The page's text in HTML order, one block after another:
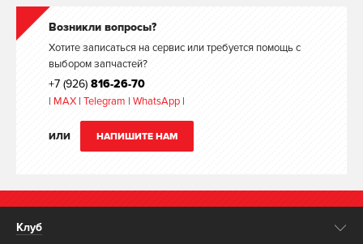
Возникли вопросы?
Хотите записаться на сервис или требуется помощь с
выбором запчастей?
+7 (926) 816-26-70
| MAX | Telegram | WhatsApp |
ИЛИ НАПИШИТЕ НАМ
Клуб